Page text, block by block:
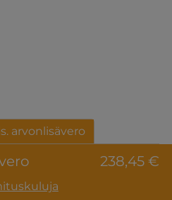
238,45 €
arvonlisävero